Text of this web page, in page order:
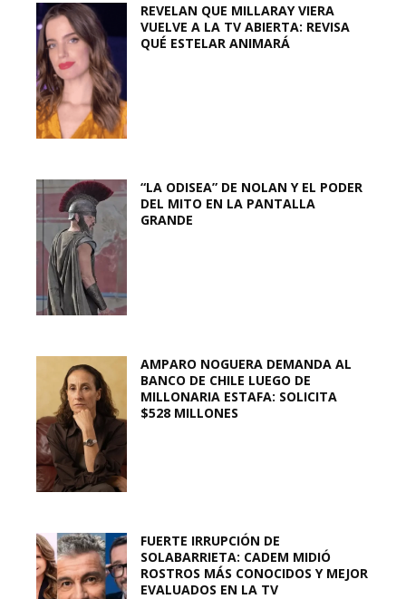
REVELAN QUE MILLARAY VIERA
VUELVE A LA TV ABIERTA: REVISA
QUÉ ESTELAR ANIMARÁ
“LA ODISEA” DE NOLAN Y EL PODER
DEL MITO EN LA PANTALLA
GRANDE
AMPARO NOGUERA DEMANDA AL
BANCO DE CHILE LUEGO DE
MILLONARIA ESTAFA: SOLICITA
$528 MILLONES
FUERTE IRRUPCIÓN DE
SOLABARRIETA: CADEM MIDIÓ
ROSTROS MÁS CONOCIDOS Y MEJOR
EVALUADOS EN LA TV